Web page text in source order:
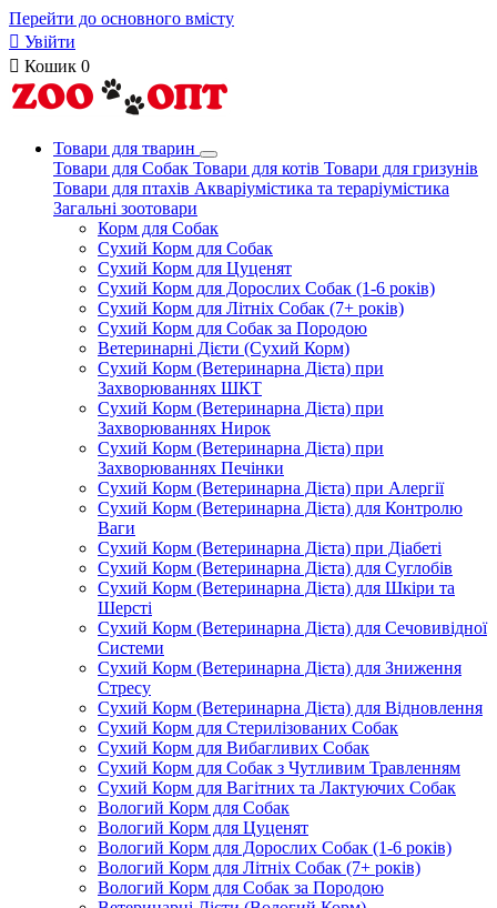
Перейти до основного вмісту
 Увійти
 Кошик 0
Товари для тварин
Товари для Собак Товари для котів Товари для гризунів
Товари для птахів Акваріумістика та тераріумістика
Загальні зоотовари
Корм для Собак
Сухий Корм для Собак
Сухий Корм для Цуценят
Сухий Корм для Дорослих Собак (1-6 років)
Сухий Корм для Літніх Собак (7+ років)
Сухий Корм для Собак за Породою
Ветеринарні Дієти (Сухий Корм)
Сухий Корм (Ветеринарна Дієта) при
Захворюваннях ШКТ
Сухий Корм (Ветеринарна Дієта) при
Захворюваннях Нирок
Сухий Корм (Ветеринарна Дієта) при
Захворюваннях Печінки
Сухий Корм (Ветеринарна Дієта) при Алергії
Сухий Корм (Ветеринарна Дієта) для Контролю
Ваги
Сухий Корм (Ветеринарна Дієта) при Діабеті
Сухий Корм (Ветеринарна Дієта) для Суглобів
Сухий Корм (Ветеринарна Дієта) для Шкіри та
Шерсті
Сухий Корм (Ветеринарна Дієта) для Сечовивідної
Системи
Сухий Корм (Ветеринарна Дієта) для Зниження
Стресу
Сухий Корм (Ветеринарна Дієта) для Відновлення
Сухий Корм для Стерилізованих Собак
Сухий Корм для Вибагливих Собак
Сухий Корм для Собак з Чутливим Травленням
Сухий Корм для Вагітних та Лактуючих Собак
Вологий Корм для Собак
Вологий Корм для Цуценят
Вологий Корм для Дорослих Собак (1-6 років)
Вологий Корм для Літніх Собак (7+ років)
Вологий Корм для Собак за Породою